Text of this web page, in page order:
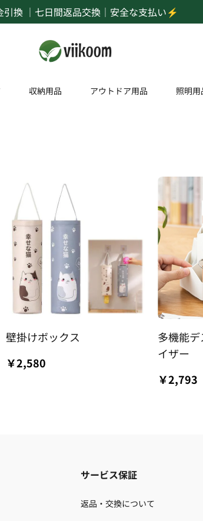
引換 ｜七日間返品交換｜安全な支払い⚡️
収納用品 アウトドア用品 照明用
壁掛けボックス
￥2,580
多機能
イザー
￥2,793
サービス保証
返品・交換について